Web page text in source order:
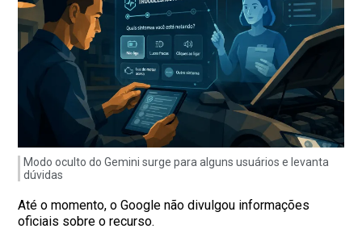
Modo oculto do Gemini surge para alguns usuários e levanta
dúvidas
Até o momento, o Google não divulgou informações
oficiais sobre o recurso.